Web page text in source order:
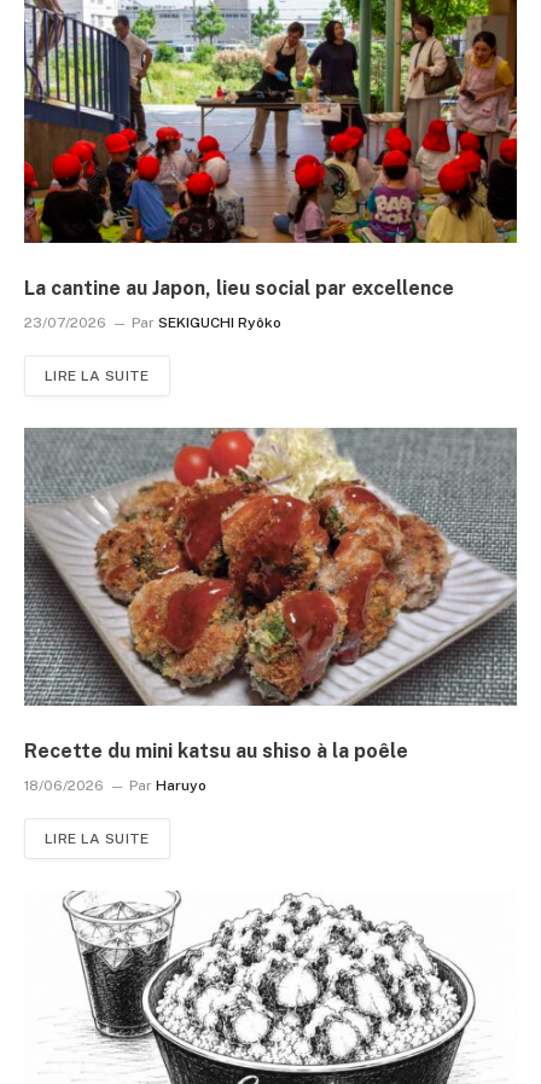
La cantine au Japon, lieu social par excellence
23/07/2026 Par SEKIGUCHI Ryôko
LIRE LA SUITE
Recette du mini katsu au shiso à la poêle
18/06/2026 Par Haruyo
LIRE LA SUITE